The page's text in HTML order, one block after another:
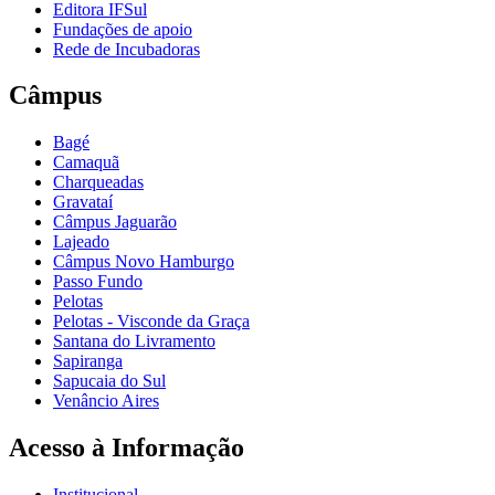
Editora IFSul
Fundações de apoio
Rede de Incubadoras
Câmpus
Bagé
Camaquã
Charqueadas
Gravataí
Câmpus Jaguarão
Lajeado
Câmpus Novo Hamburgo
Passo Fundo
Pelotas
Pelotas - Visconde da Graça
Santana do Livramento
Sapiranga
Sapucaia do Sul
Venâncio Aires
Acesso à Informação